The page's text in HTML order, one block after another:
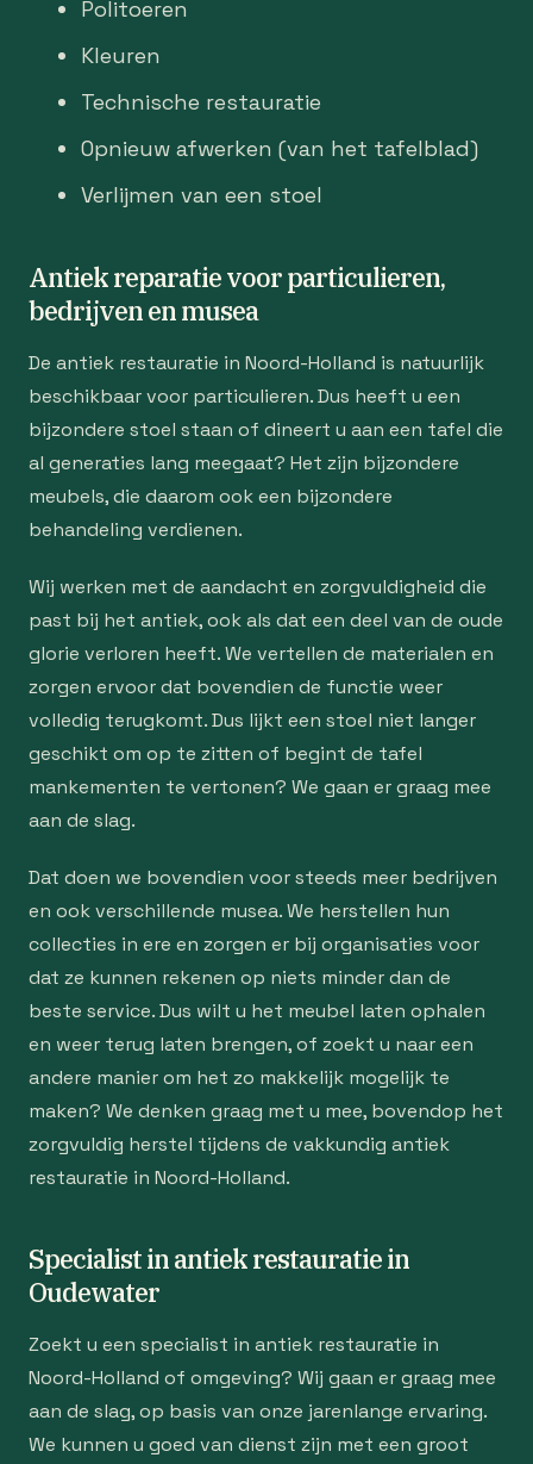
Politoeren
Kleuren
Technische restauratie
Opnieuw afwerken (van het tafelblad)
Verlijmen van een stoel
Antiek reparatie voor particulieren,
bedrijven en musea
De antiek restauratie in Noord-Holland is natuurlijk
beschikbaar voor particulieren. Dus heeft u een
bijzondere stoel staan of dineert u aan een tafel die
al generaties lang meegaat? Het zijn bijzondere
meubels, die daarom ook een bijzondere
behandeling verdienen.
Wij werken met de aandacht en zorgvuldigheid die
past bij het antiek, ook als dat een deel van de oude
glorie verloren heeft. We vertellen de materialen en
zorgen ervoor dat bovendien de functie weer
volledig terugkomt. Dus lijkt een stoel niet langer
geschikt om op te zitten of begint de tafel
mankementen te vertonen? We gaan er graag mee
aan de slag.
Dat doen we bovendien voor steeds meer bedrijven
en ook verschillende musea. We herstellen hun
collecties in ere en zorgen er bij organisaties voor
dat ze kunnen rekenen op niets minder dan de
beste service. Dus wilt u het meubel laten ophalen
en weer terug laten brengen, of zoekt u naar een
andere manier om het zo makkelijk mogelijk te
maken? We denken graag met u mee, bovendop het
zorgvuldig herstel tijdens de vakkundig antiek
restauratie in Noord-Holland.
Specialist in antiek restauratie in
Oudewater
Zoekt u een specialist in antiek restauratie in
Noord-Holland of omgeving? Wij gaan er graag mee
aan de slag, op basis van onze jarenlange ervaring.
We kunnen u goed van dienst zijn met een groot